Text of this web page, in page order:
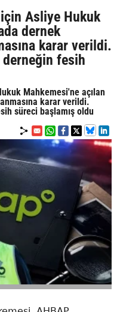
Asliye Hukuk
dernek
karar verildi.
derneğin fesih
Mahkemesi'ne açılan
karar verildi.
süreci başlamış oldu